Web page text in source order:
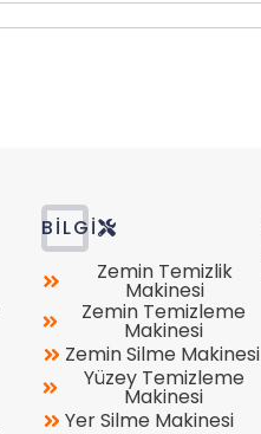
BILGI
Zemin Temizlik
Makinesi
Zemin Temizleme
Makinesi
Zemin Silme Makinesi
Yüzey Temizleme
Makinesi
Yer Silme Makinesi